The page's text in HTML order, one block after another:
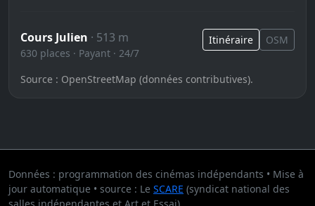
Cours Julien · 513 m
630 places · Payant · 24/7
Itinéraire OSM
Source : OpenStreetMap (données contributives).
Données : programmation des cinémas indépendants • Mise à
jour automatique • source : Le SCARE (syndicat national des